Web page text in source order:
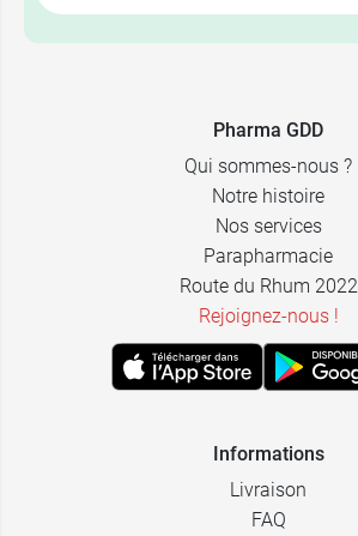
Pharma GDD
Qui sommes-nous ?
Notre histoire
Nos services
Parapharmacie
Route du Rhum 2022
Rejoignez-nous !
Informations
Livraison
FAQ